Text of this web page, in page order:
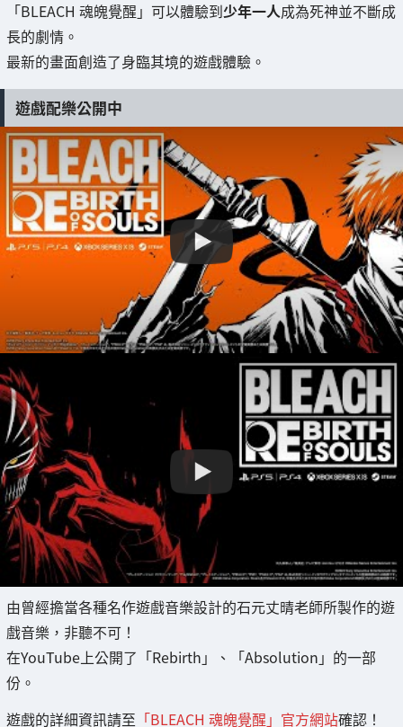
「BLEACH 魂魄覺醒」可以體驗到少年一人成為死神並不斷成
長的劇情。
最新的畫面創造了身臨其境的遊戲體驗。
遊戲配樂公開中
由曾經擔當各種名作遊戲音樂設計的石元丈晴老師所製作的遊
戲音樂，非聽不可！
在YouTube上公開了「Rebirth」、「Absolution」的一部
份。
遊戲的詳細資訊請至 「BLEACH 魂魄覺醒」官方網站確認！